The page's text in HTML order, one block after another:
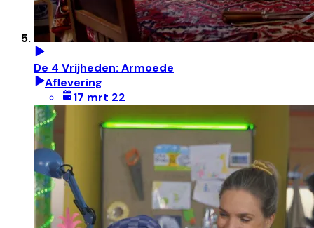
De 4 Vrijheden: Armoede
Aflevering
17 mrt 22